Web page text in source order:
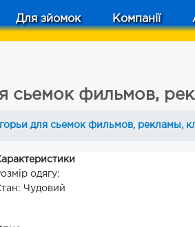
Для зйомок Компанії
сьемок фильмов,
для сьемок фильмов, рекламы,
одягу:
Чудовий